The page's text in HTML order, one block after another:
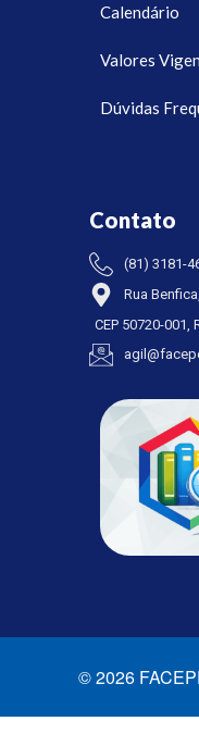
Calendário
Valores
Dúvidas
Contato
(81) 3181-
Rua
CEP 50720-001,
© 2026